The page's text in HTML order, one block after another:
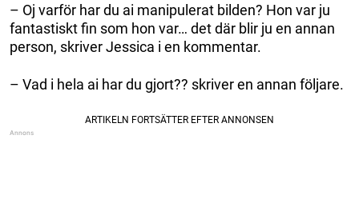
– Oj varför har du ai manipulerat bilden? Hon var ju
fantastiskt fin som hon var… det där blir ju en annan
person, skriver Jessica i en kommentar.
– Vad i hela ai har du gjort?? skriver en annan följare.